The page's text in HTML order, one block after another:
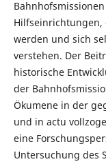
Hilfseinrichtungen,
werden und sich
verstehen. Der
historische
der
Ökumene in der
und in actu
eine
Untersuchung des